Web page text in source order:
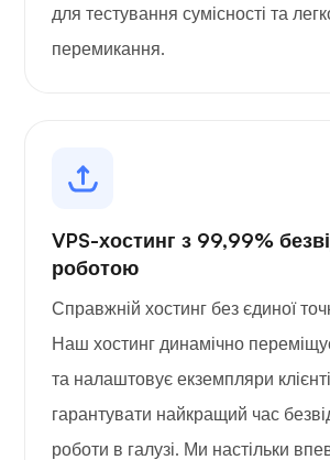
для тестування сумісності та
перемикання.
VPS-хостинг з 99,99%
роботою
Справжній хостинг без єдиної
Наш хостинг динамічно
та налаштовує екземпляри
гарантувати найкращий час
роботи в галузі. Ми настільки